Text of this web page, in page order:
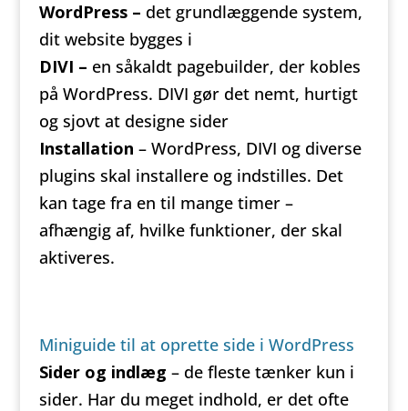
WordPress – det grundlæggende system,
dit website bygges i
DIVI – en såkaldt pagebuilder, der kobles
på WordPress. DIVI gør det nemt, hurtigt
og sjovt at designe sider
Installation – WordPress, DIVI og diverse
plugins skal installere og indstilles. Det
kan tage fra en til mange timer –
afhængig af, hvilke funktioner, der skal
aktiveres.
Miniguide til at oprette side i WordPress
Sider og indlæg – de fleste tænker kun i
sider. Har du meget indhold, er det ofte